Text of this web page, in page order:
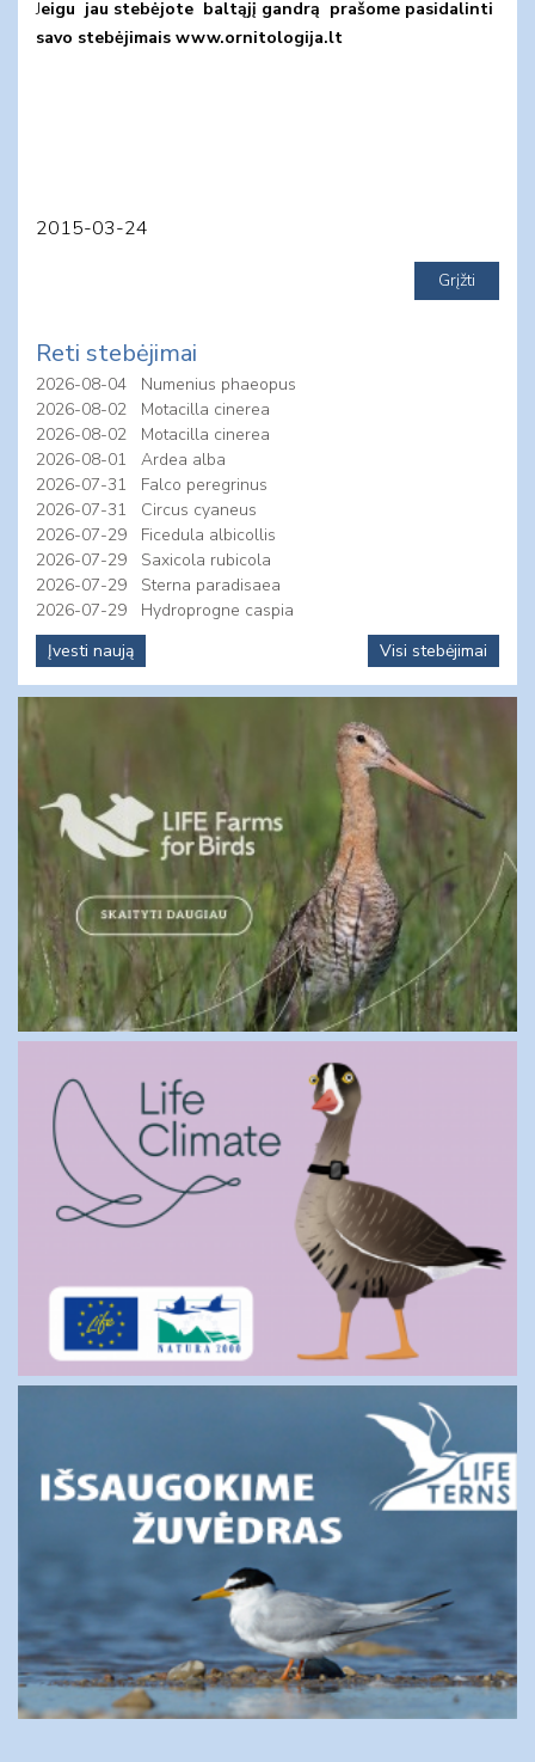
Jeigu jau stebėjote baltąjį gandrą prašome pasidalinti
savo stebėjimais www.ornitologija.lt
2015-03-24
Reti stebėjimai
2026-08-04
Numenius phaeopus
2026-08-02
Motacilla cinerea
2026-08-02
Motacilla cinerea
2026-08-01
Ardea alba
2026-07-31
Falco peregrinus
2026-07-31
Circus cyaneus
2026-07-29
Ficedula albicollis
2026-07-29
Saxicola rubicola
2026-07-29
Sterna paradisaea
2026-07-29
Hydroprogne caspia
Įvesti naują
Visi stebėjimai